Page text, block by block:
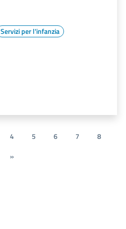
Servizi per l'infanzia
4 5 6 7
8
»